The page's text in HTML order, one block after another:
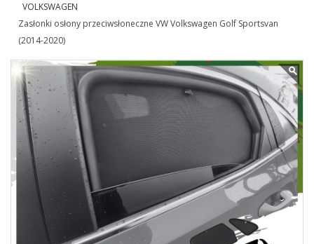
VOLKSWAGEN
Zasłonki osłony przeciwsłoneczne VW Volkswagen Golf Sportsvan
(2014-2020)